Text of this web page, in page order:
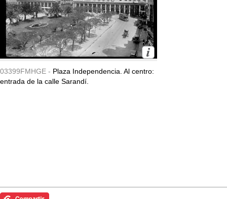
03399FMHGE - Plaza Independencia. Al centro:
entrada de la calle Sarandí.